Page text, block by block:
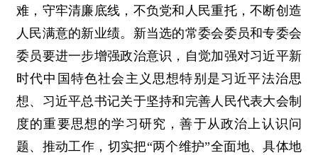
难，守牢清廉底线，不负党和人民重托，不断创造
人民满意的新业绩。新当选的常委会委员和专委会
委员要进一步增强政治意识，自觉加强对习近平新
时代中国特色社会主义思想特别是习近平法治思
想、习近平总书记关于坚持和完善人民代表大会制
度的重要思想的学习研究，善于从政治上认识问
题、推动工作，切实把“两个维护”全面地、具体地